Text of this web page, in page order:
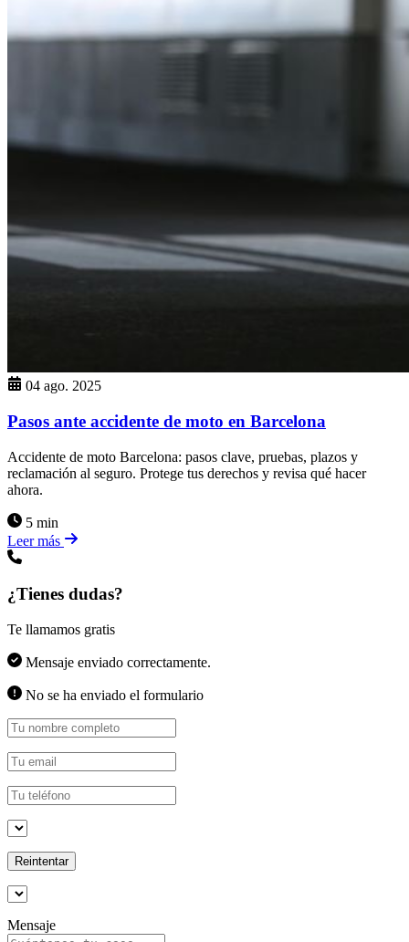
04 ago. 2025
Pasos ante accidente de moto en Barcelona
Accidente de moto Barcelona: pasos clave, pruebas, plazos y
reclamación al seguro. Protege tus derechos y revisa qué hacer
ahora.
5 min
Leer más
¿Tienes dudas?
Te llamamos gratis
Mensaje enviado correctamente.
No se ha enviado el formulario
Reintentar
Mensaje